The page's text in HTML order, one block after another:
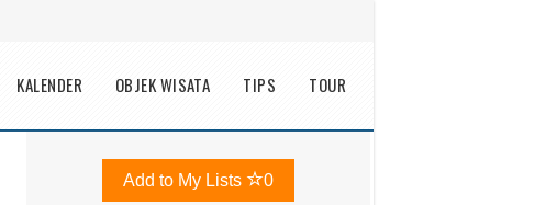
KALENDER OBJEK WISATA TIPS TOUR
Add to My Lists 0